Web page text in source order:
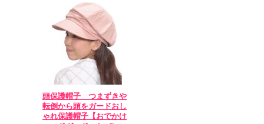
頭保護帽子 つまずきや
転倒から頭をガードおし
ゃれ保護帽子【おでかけ